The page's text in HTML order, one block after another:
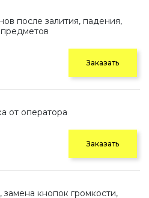
после залития, падения,
Заказать
от оператора
Заказать
кнопок громкости,